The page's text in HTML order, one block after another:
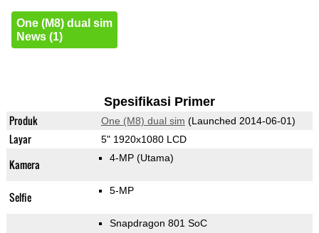
One (M8) dual sim
News (1)
Spesifikasi Primer
Produk One (M8) dual sim (Launched 2014-06-01)
Layar 5" 1920x1080 LCD
Kamera 4-MP (Utama)
Selfie 5-MP
Snapdragon 801 SoC